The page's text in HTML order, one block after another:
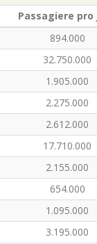
Passagiere pro
894.000
32.750.000
1.905.000
2.275.000
2.612.000
17.710.000
2.155.000
654.000
1.095.000
3.195.000